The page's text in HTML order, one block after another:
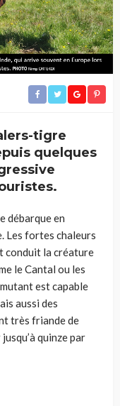
tigre
quelques
débarque en
Les fortes chaleurs
conduit la créature
le Cantal ou les
est capable
aussi des
très friande de
quinze par